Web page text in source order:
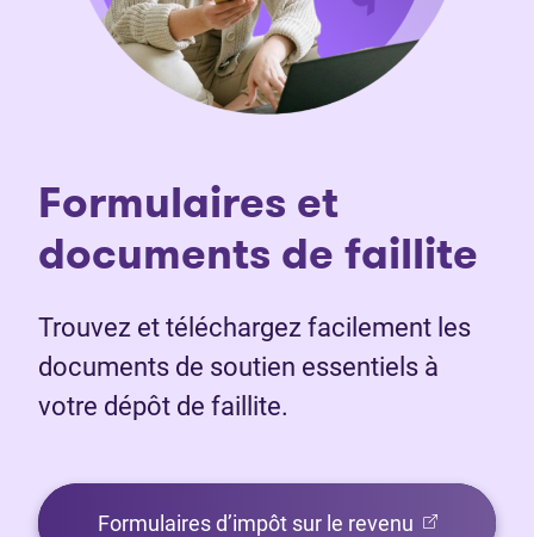
Formulaires et
documents de faillite
Trouvez et téléchargez facilement les
documents de soutien essentiels à
votre dépôt de faillite.
Formulaires d’impôt sur le revenu